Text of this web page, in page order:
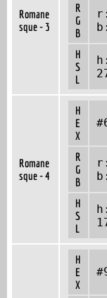
Romane
sque - 3
R
G
B
H
S
L
Romane
sque - 4
H
E
X
R
G
B
H
S
L
H
E
X